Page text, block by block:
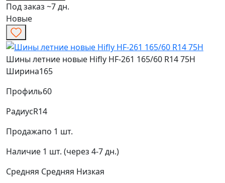
Под заказ ~7 дн.
Новые
Шины летние новые Hifly HF-261 165/60 R14 75H
Ширина165
Профиль60
РадиусR14
Продажапо 1 шт.
Наличие 1 шт. (через 4-7 дн.)
Средняя Средняя Низкая